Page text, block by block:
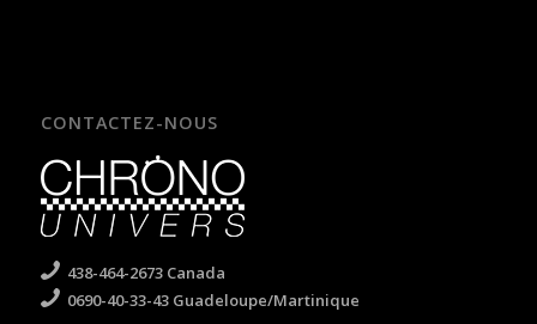
CONTACTEZ-NOUS
438-464-2673 Canada
0690-40-33-43 Guadeloupe/Martinique